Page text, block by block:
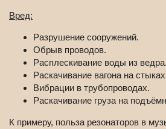
Вред:
Разрушение сооружений.
Обрыв проводов.
Расплескивание воды из ведра.
Раскачивание вагона на
Вибрации в трубопроводах.
Раскачивание груза на
К примеру, польза резонаторов в